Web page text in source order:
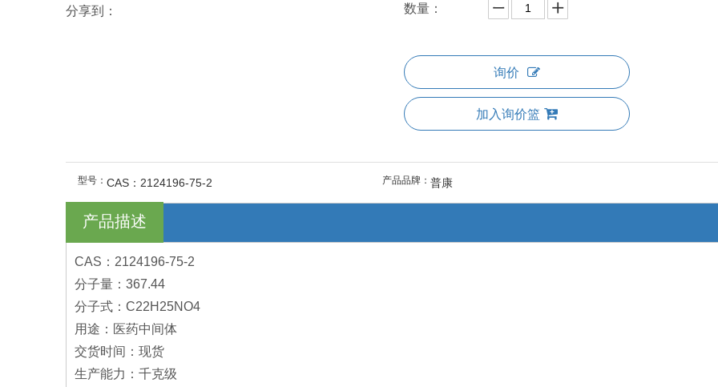
分享到： 数量：
询价
加入询价篮
型号： CAS：2124196-75-2 产品品牌： 普康
产品描述
CAS：2124196-75-2
分子量：367.44
分子式：C22H25NO4
用途：医药中间体
交货时间：现货
生产能力：千克级